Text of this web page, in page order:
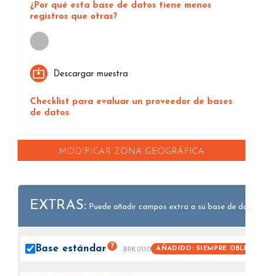
¿Por qué esta base de datos tiene menos
registros que otras?
Loading...
Descargar muestra
Checklist para evaluar un proveedor de bases
de datos
MODIFICAR ZONA GEOGRÁFICA
EXTRAS: Puede añadir campos extra a su base de datos.
Base estándar ? BRK0130 AÑADIDO: SIEMPRE